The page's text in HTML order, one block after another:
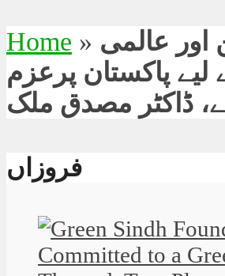
Home » اور عالمی
لیے پاکستان پرعزم
ڈاکٹر مصدق ملک
فروزاں